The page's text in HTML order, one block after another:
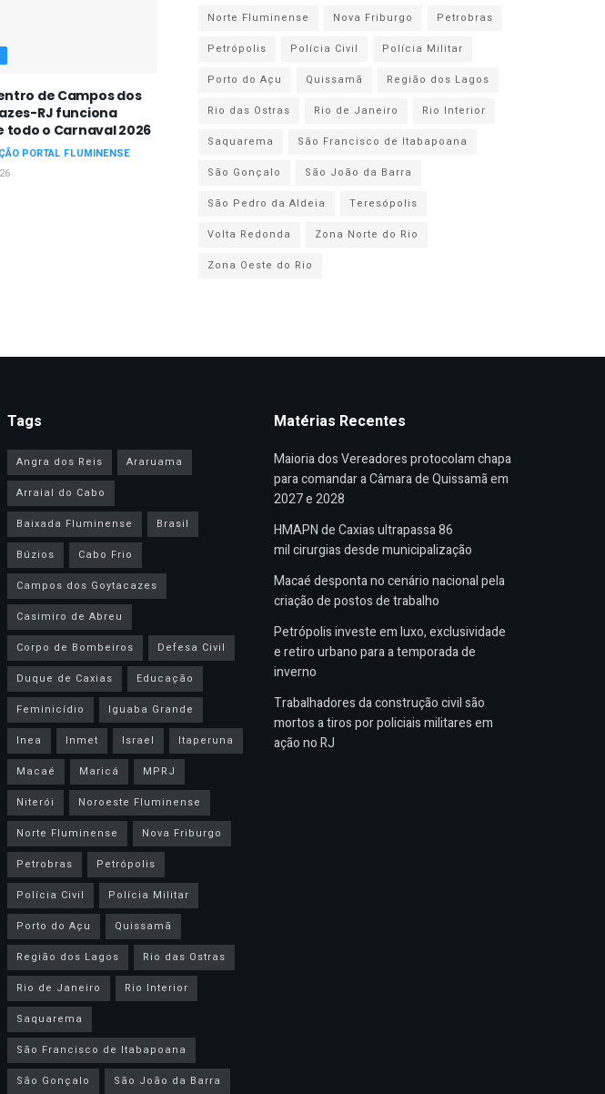
de Campos dos
RJ funciona
todo o Carnaval 2026
PORTAL FLUMINENSE
Norte Fluminense
Nova Friburgo
Petrobras
Petrópolis
Polícia Civil
Polícia Militar
Porto do Açu
Quissamã
Região dos Lagos
Rio das Ostras
Rio de Janeiro
Rio Interior
Saquarema
São Francisco de Itabapoana
São Gonçalo
São João da Barra
São Pedro da Aldeia
Teresópolis
Volta Redonda
Zona Norte do Rio
Zona Oeste do Rio
Tags
Angra dos Reis
Araruama
Arraial do Cabo
Baixada Fluminense
Brasil
Búzios
Cabo Frio
Campos dos Goytacazes
Casimiro de Abreu
Corpo de Bombeiros
Defesa Civil
Duque de Caxias
Educação
Feminicídio
Iguaba Grande
Inea
Inmet Israel
Itaperuna
Macaé
Maricá
MPRJ
Niterói
Noroeste Fluminense
Norte Fluminense
Nova Friburgo
Petrobras
Petrópolis
Polícia Civil
Polícia Militar
Porto do Açu
Quissamã
Região dos Lagos
Rio das Ostras
Rio de Janeiro
Rio Interior
Saquarema
São Francisco de Itabapoana
São Gonçalo
São João da Barra
Matérias Recentes
Maioria dos Vereadores protocolam chapa
para comandar a Câmara de Quissamã em
2027 e 2028
HMAPN de Caxias ultrapassa 86
mil cirurgias desde municipalização
Macaé desponta no cenário nacional pela
criação de postos de trabalho
Petrópolis investe em luxo, exclusividade
e retiro urbano para a temporada de
inverno
Trabalhadores da construção civil são
mortos a tiros por policiais militares em
ação no RJ